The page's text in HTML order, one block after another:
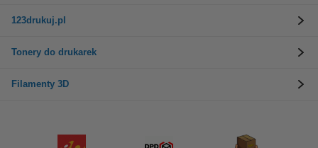
123drukuj.pl
Tonery do drukarek
Filamenty 3D